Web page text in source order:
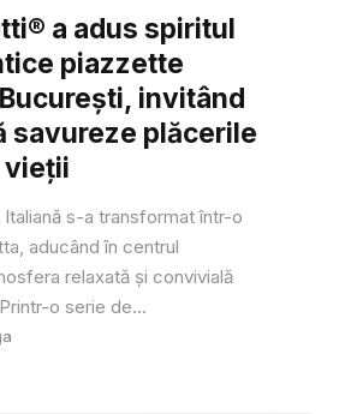
a adus spiritul
piazzette
invitând
savureze plăcerile
vieții
Italiană s-a transformat într-o
aducând în centrul
relaxată și convivială
o serie de...